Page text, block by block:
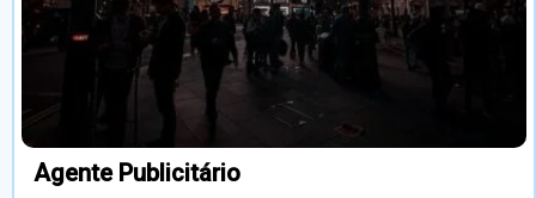
Agente Publicitário